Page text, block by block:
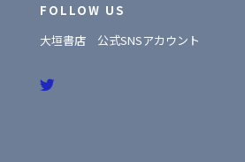
FOLLOW US
大垣書店 公式SNSアカウント